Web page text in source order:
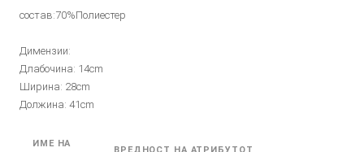
состав:70%Полиестер
Димензии:
Длабочина: 14cm
Ширина: 28cm
Должина: 41cm
ИМЕ НА